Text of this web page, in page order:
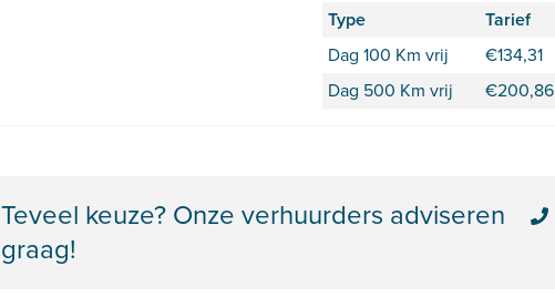
Type
Tarief
Dag 100 Km vrij
€134,31
Dag 500 Km vrij
€200,86
Teveel keuze? Onze verhuurders adviseren
graag!